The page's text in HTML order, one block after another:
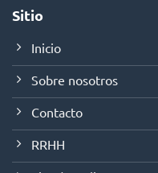
Sitio
Inicio
Sobre nosotros
Contacto
RRHH